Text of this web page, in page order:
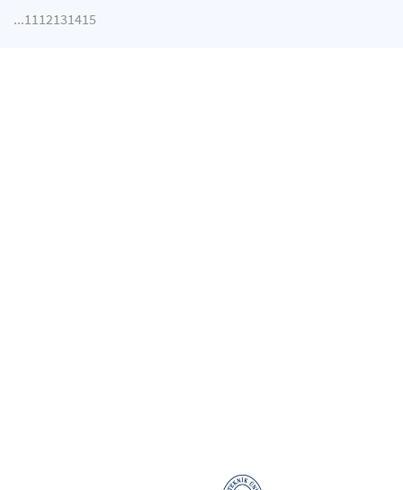
...1112131415